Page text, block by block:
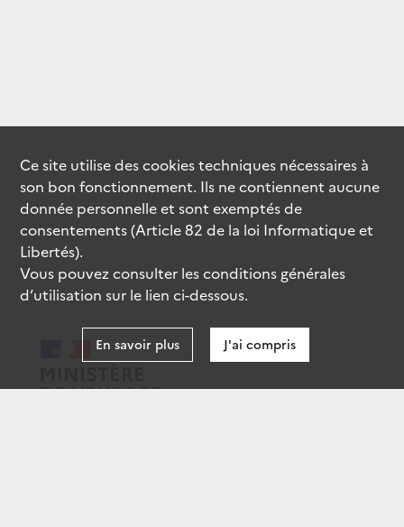
Ce site utilise descookiestechniques nécessaires à
son bon fonctionnement. Ils ne contiennent aucune
donnée personnelle et sont exemptés de
consentements (Article 82 de la loi Informatique et
Libertés).
Vous pouvez consulter les conditions générales
d’utilisation sur le lien ci-dessous.
En savoir plus J'ai compris